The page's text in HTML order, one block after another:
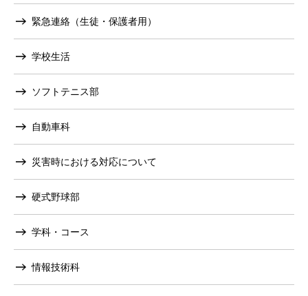
緊急連絡（生徒・保護者用）
学校生活
ソフトテニス部
自動車科
災害時における対応について
硬式野球部
学科・コース
情報技術科